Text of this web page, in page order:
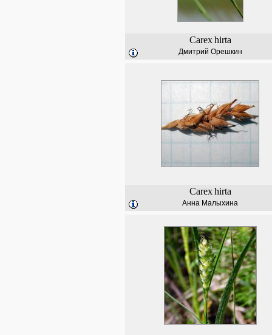
Carex hirta
Дмитрий Орешкин
Carex hirta
Анна Малыхина